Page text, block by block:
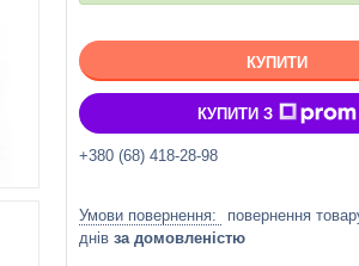
КУПИТИ
КУПИТИ З
+380 (68) 418-28-98
повернення
днів за домовленістю